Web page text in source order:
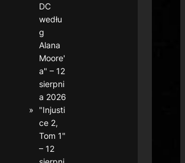
DC
wedłu
g
Alana
Moore'
a" – 12
sierpni
a 2026
"Injusti
ce 2,
Tom 1"
– 12